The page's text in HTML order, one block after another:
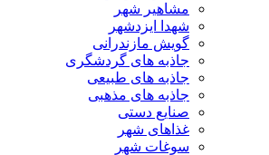
مشاهیر شهر
شهدا ایزدشهر
گویش مازندرانی
جاذبه های گردشگری
جاذبه های طبیعی
جاذبه های مذهبی
صنایع دستی
غذاهای شهر
سوغات شهر